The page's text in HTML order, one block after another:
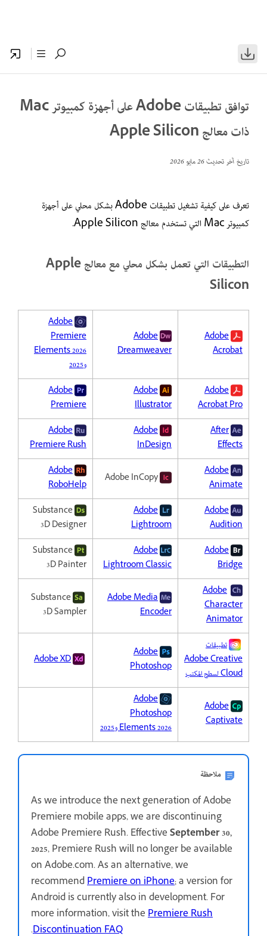
توافق تطبيقات Adobe على أجهزة كمبيوتر Mac
ذات معالج Apple Silicon
تاريخ آخر تحديث26 مايو 2026
تعرف على كيفية تشغيل تطبيقات Adobe بشكل محلي على أجهزة
كمبيوتر Mac التي تستخدم معالج Apple Silicon.‬
التطبيقات التي تعمل بشكل محلي مع معالج Apple
Silicon
Adobe
Acrobat
Adobe
Dreamweaver
Adobe
Premiere
Elements 2026
و2025
Adobe
Acrobat Pro
Adobe
Illustrator
Adobe
Premiere
After
Effects
Adobe
InDesign
Adobe
Premiere Rush
Adobe
Animate
Adobe
RoboHelp
Adobe
Audition
Adobe
Lightroom
Substance
3D Designer
Adobe
Bridge
Adobe
Lightroom Classic
Substance
3D Painter
Adobe
Character
Animator
Adobe Media
Encoder
Substance
3D Sampler
تطبيقات
Adobe Creative
Cloud لسطح المكتب
Adobe
Photoshop
Adobe XD
Adobe
Captivate
Adobe
Photoshop
Elements 2026 و2025
ملاحظة
As we introduce the next generation of Adobe
Premiere mobile apps, we are discontinuing
Adobe Premiere Rush. EffectiveSeptember 30,
2025, Premiere Rush will no longer be available
on Adobe.com. As an alternative, we
recommendPremiere on iPhone; a version for
Android is currently also in development. For
more information, visit thePremiere Rush
Discontinuation FAQ
.